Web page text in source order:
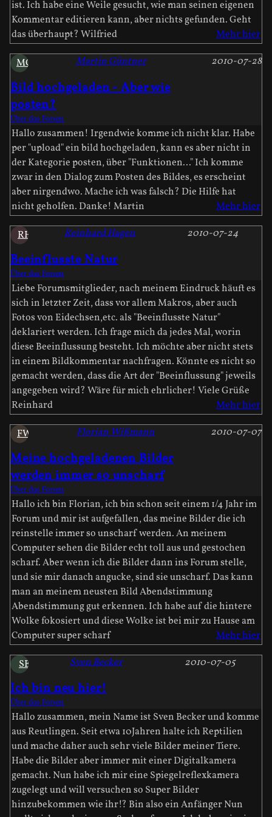
ist. Ich habe eine Weile gesucht, wie man seinen eigenen
Kommentar editieren kann, aber nichts gefunden. Geht
das überhaupt? Wilfried
Mehr hier
MG
Bild hochgeladen - Aber wie
posten?
2010-07-28
Martin Güntner
Über das Forum
Hallo zusammen! Irgendwie komme ich nicht klar. Habe
per "upload" ein bild hochgeladen, kann es aber nicht in
der Kategorie posten, über "Funktionen..." Ich komme
zwar in den Dialog zum Posten des Bildes, es erscheint
aber nirgendwo. Mache ich was falsch? Die Hilfe hat
nicht geholfen. Danke! Martin
Mehr hier
RH
Beeinflusste Natur
2010-07-24
Reinhard Hagen
Über das Forum
Liebe Forumsmitglieder, nach meinem Eindruck häuft es
sich in letzter Zeit, dass vor allem Makros, aber auch
Fotos von Eidechsen,etc. als "Beeinflusste Natur"
deklariert werden. Ich frage mich da jedes Mal, worin
diese Beeinflussung besteht. Ich möchte aber nicht stets
in einem Bildkommentar nachfragen. Könnte es nicht so
gemacht werden, dass die Art der "Beeinflussung" jeweils
angegeben wird? Wäre für mich ehrlicher! Viele Grüße
Reinhard
Mehr hier
FW
Meine hochgeladenen Bilder
werden immer so unscharf
2010-07-07
Florian Wißmann
Über das Forum
Hallo ich bin Florian, ich bin schon seit einem 1/4 Jahr im
Forum und mir ist aufgefallen, das meine Bilder die ich
reinstelle immer so unscharf werden. An meinem
Computer sehen die Bilder echt toll aus und gestochen
scharf. Aber wenn ich die Bilder dann ins Forum stelle,
und sie mir danach angucke, sind sie unscharf. Das kann
man an meinem neusten Bild Abendstimmung
Abendstimmung gut erkennen. Ich habe auf die hintere
Wolke fokosiert und diese Wolke ist bei mir zu Hause am
Computer super scharf
Mehr hier
SB
Ich bin neu hier!
2010-07-05
Sven Becker
Über das Forum
Hallo zusammen, mein Name ist Sven Becker und komme
aus Reutlingen. Seit etwa 10Jahren halte ich Reptilien
und mache daher auch sehr viele Bilder meiner Tiere.
Habe die Bilder aber immer mit einer Digitalkamera
gemacht. Nun habe ich mir eine Spiegelreflexkamera
zugelegt und will versuchen so Super Bilder
hinzubekommen wie ihr!? Bin also ein Anfänger Nun